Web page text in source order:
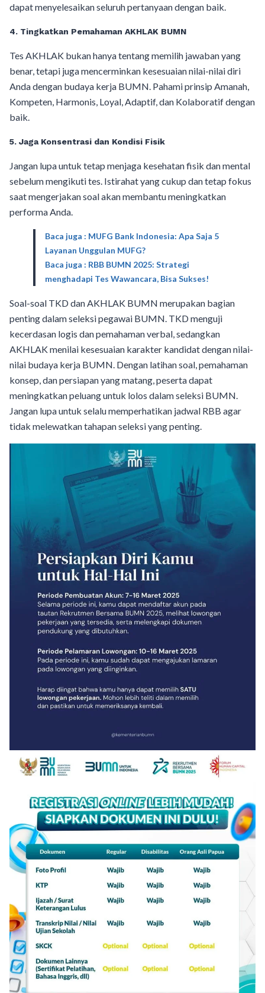
dapat menyelesaikan seluruh pertanyaan dengan baik.
4. Tingkatkan Pemahaman AKHLAK BUMN
Tes AKHLAK bukan hanya tentang memilih jawaban yang
benar, tetapi juga mencerminkan kesesuaian nilai-nilai diri
Anda dengan budaya kerja BUMN. Pahami prinsip Amanah,
Kompeten, Harmonis, Loyal, Adaptif, dan Kolaboratif dengan
baik.
5. Jaga Konsentrasi dan Kondisi Fisik
Jangan lupa untuk tetap menjaga kesehatan fisik dan mental
sebelum mengikuti tes. Istirahat yang cukup dan tetap fokus
saat mengerjakan soal akan membantu meningkatkan
performa Anda.
Baca juga : MUFG Bank Indonesia: Apa Saja 5
Layanan Unggulan MUFG?
Baca juga : RBB BUMN 2025: Strategi
menghadapi Tes Wawancara, Bisa Sukses!
Soal-soal TKD dan AKHLAK BUMN merupakan bagian
penting dalam seleksi pegawai BUMN. TKD menguji
kecerdasan logis dan pemahaman verbal, sedangkan
AKHLAK menilai kesesuaian karakter kandidat dengan nilai-
nilai budaya kerja BUMN. Dengan latihan soal, pemahaman
konsep, dan persiapan yang matang, peserta dapat
meningkatkan peluang untuk lolos dalam seleksi BUMN.
Jangan lupa untuk selalu memperhatikan jadwal RBB agar
tidak melewatkan tahapan seleksi yang penting.